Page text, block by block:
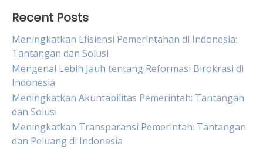
Recent Posts
Meningkatkan Efisiensi Pemerintahan di Indonesia:
Tantangan dan Solusi
Mengenal Lebih Jauh tentang Reformasi Birokrasi di
Indonesia
Meningkatkan Akuntabilitas Pemerintah: Tantangan
dan Solusi
Meningkatkan Transparansi Pemerintah: Tantangan
dan Peluang di Indonesia